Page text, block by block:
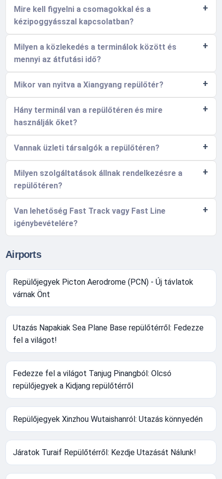
Mire kell figyelni a csomagokkal és a
kézipoggyásszal kapcsolatban?
Milyen a közlekedés a terminálok között és
mennyi az átfutási idő?
Mikor van nyitva a Xiangyang repülőtér?
Hány terminál van a repülőtéren és mire
használják őket?
Vannak üzleti társalgók a repülőtéren?
Milyen szolgáltatások állnak rendelkezésre a
repülőtéren?
Van lehetőség Fast Track vagy Fast Line
igénybevételére?
Airports
Repülőjegyek Picton Aerodrome (PCN) - Új távlatok
várnak Önt
Utazás Napakiak Sea Plane Base repülőtérről: Fedezze
fel a világot!
Fedezze fel a világot Tanjug Pinangból: Olcsó
repülőjegyek a Kidjang repülőtérről
Repülőjegyek Xinzhou Wutaishanról: Utazás könnyedén
Járatok Turaif Repülőtérről: Kezdje Utazását Nálunk!